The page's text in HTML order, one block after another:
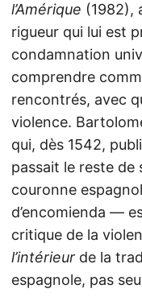
l’Amérique (1982),
rigueur qui lui est
condamnation
comprendre
rencontrés, avec
violence.
qui, dès 1542,
passait le reste de
couronne
d’encomienda —
critique de la
l’intérieur de la
espagnole, pas